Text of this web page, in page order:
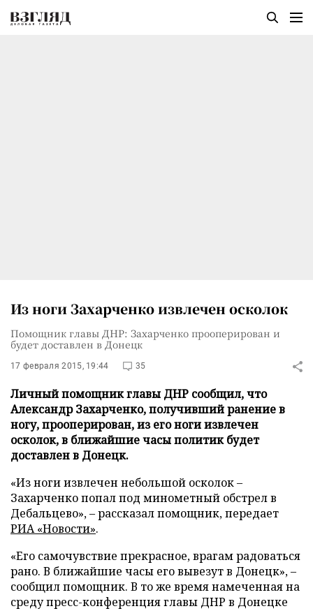
Из ноги Захарченко извлечен осколок
Помощник главы ДНР: Захарченко прооперирован и
будет доставлен в Донецк
17 февраля 2015, 19:44 35
Личный помощник главы ДНР сообщил, что
Александр Захарченко, получивший ранение в
ногу, прооперирован, из его ноги извлечен
осколок, в ближайшие часы политик будет
доставлен в Донецк.
«Из ноги извлечен небольшой осколок –
Захарченко попал под минометный обстрел в
Дебальцево», – рассказал помощник, передает
РИА «Новости».
«Его самочувствие прекрасное, врагам радоваться
рано. В ближайшие часы его вывезут в Донецк», –
сообщил помощник. В то же время намеченная на
среду пресс-конференция главы ДНР в Донецке